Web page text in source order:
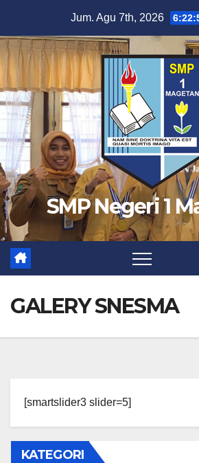
content
Jum. Agu 7th, 2026
SMP Negeri 1
GALERY SNESMA
[smartslider3 slider=5]
KATEGORI